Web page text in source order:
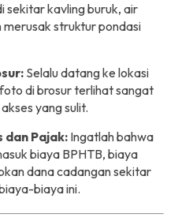
sekitar kavling buruk, air
merusak struktur pondasi
Selalu datang ke lokasi
di brosur terlihat sangat
yang sulit.
dan Pajak: Ingatlah bahwa
biaya BPHTB, biaya
dana cadangan sekitar
biaya ini.